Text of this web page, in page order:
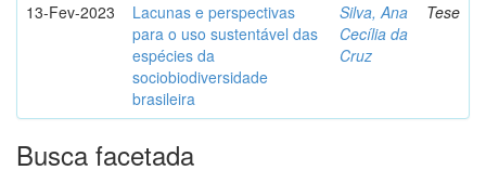
13-Fev-2023
Lacunas e perspectivas
para o uso sustentável das
espécies da
sociobiodiversidade
brasileira
Silva, Ana
Cecília da
Cruz
Tese
Busca facetada